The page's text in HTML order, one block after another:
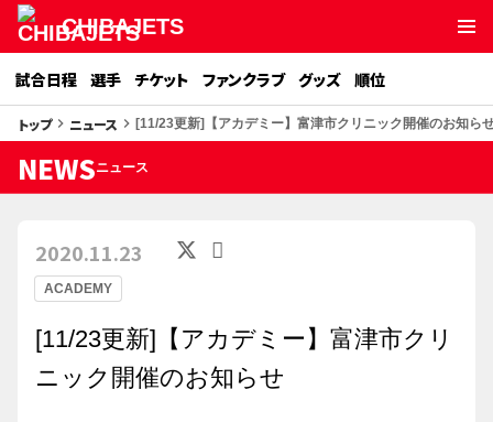
CHIBAJETS
試合日程 選手 チケット ファンクラブ グッズ 順位
トップkeyboard_arrow_right ニュース keyboard_arrow_right [11/23更新]【アカデミー】富津市クリニック開催のお知ら
NEWSニュース
ACADEMY
2020.11.23
[11/23更新]【アカデミー】富津市クリ
ニック開催のお知らせ